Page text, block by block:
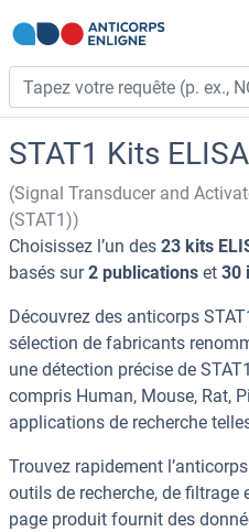
STAT1 Kits ELISA
(Signal Transducer and
(STAT1))
Choisissez l’un des 23 kits
basés sur2 publications et 30
Découvrez des anticorps
sélection de fabricants
une détection précise de
compris Human, Mouse, Rat,
applications de recherche
Trouvez rapidement
outils de recherche, de filtrage
page produit fournit des